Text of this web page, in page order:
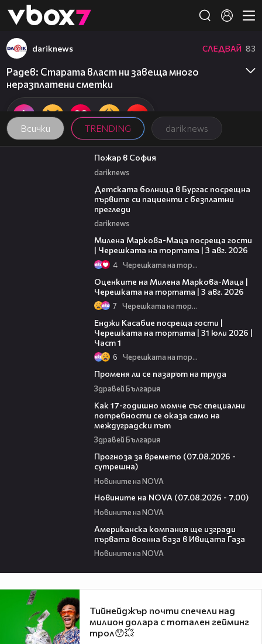
👾
Всички TRENDING dariknews
dariknews СЛЕДВАЙ 83
Радев: Старата власт ни завеща много
неразплатени сметки
00:20
Пожар в София
dariknews
Детската болница в Бургас посрещна
първите си пациенти с безплатни
прегледи
dariknews
Милена Маркова-Маца посреща гости
| Черешката на тортата | 3 авг. 2026
4 Черешката на тортата
Оценките на Милена Маркова-Маца |
Черешката на тортата | 3 авг. 2026
7 Черешката на тортата
Енджи Касабие посреща гости |
Черешката на тортата | 31 юли 2026 |
Част 1
6 Черешката на тортата
Променя ли се пазарът на труда
Здравей България
Как 17-годишно момче със специални
потребности се оказа само на
междуградски път
Здравей България
Прогноза за времето (07.08.2026 -
сутрешна)
Новините на NOVA
Новините на NOVA (07.08.2026 - 7.00)
Новините на NOVA
Американска компания ще изгради
първата военна база в Ивицата Газа
Новините на NOVA
Тийнейджър почти спечели над
милион долара с тотален гейминг
трол😯💥